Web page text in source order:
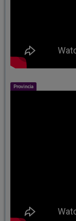
Provincia